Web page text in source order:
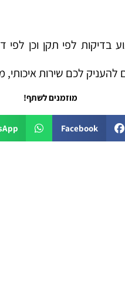
בדיקות לפי תקן וכן לפי
להעניק לכם שירותאיכותי,
מוזמנים לשתף!
Facebook